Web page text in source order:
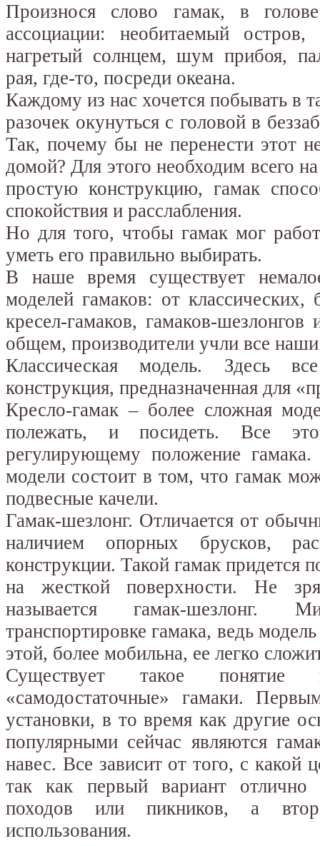
Произнося слово гамак, в
ассоциации: необитаемый
нагретый солнцем, шум прибоя,
рая, где-то, посреди океана.
Каждому из нас хочется побывать в
разочек окунуться с головой в
Так, почему бы не перенести этот
домой? Для этого необходим всего
простую конструкцию, гамак
спокойствия и расслабления.
Но для того, чтобы гамак мог
уметь его правильно выбирать.
В наше время существует
моделей гамаков: от классических,
кресел-гамаков, гамаков-
общем, производители учли все
Классическая модель. Здесь
конструкция, предназначенная для
Кресло-гамак – более сложная
полежать, и посидеть. Все это
регулирующему положение
модели состоит в том, что гамак
подвесные качели.
Гамак-шезлонг. Отличается от
наличием опорных брусков,
конструкции. Такой гамак придется
на жесткой поверхности. Не
называется гамак-шезлонг.
транспортировке гамака, ведь
этой, более мобильна, ее легко
Существует такое
«самодостаточные» гамаки.
установки, в то время как другие
популярными сейчас являются
навес. Все зависит от того, с какой
так как первый вариант
походов или пикников, а
использования.